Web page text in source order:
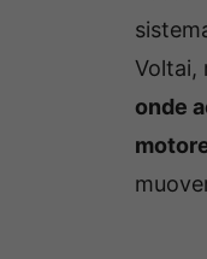
Voltai,
onde